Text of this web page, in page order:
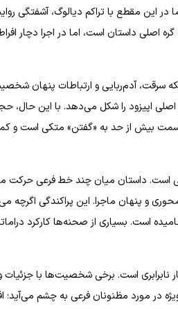
در این مقطع با تراکم دیالوگ، آشفتگی
داستان است، اما در اجرا دچار
آدم‌ربایی و ارتباطات پنهان
اپیزود را شکل می‌دهد. با این حال،
بیش از حد به «گفتن» متکی است و
است. داستان میان چند خط فرعی حرکت
ماجرا. این پراکندگی اگرچه
است. بسیاری از صحنه‌ها کارکرد
است. برخی شخصیت‌ها با جزئیات
در مورد مظنونان فرعی به چشم می‌آید؛